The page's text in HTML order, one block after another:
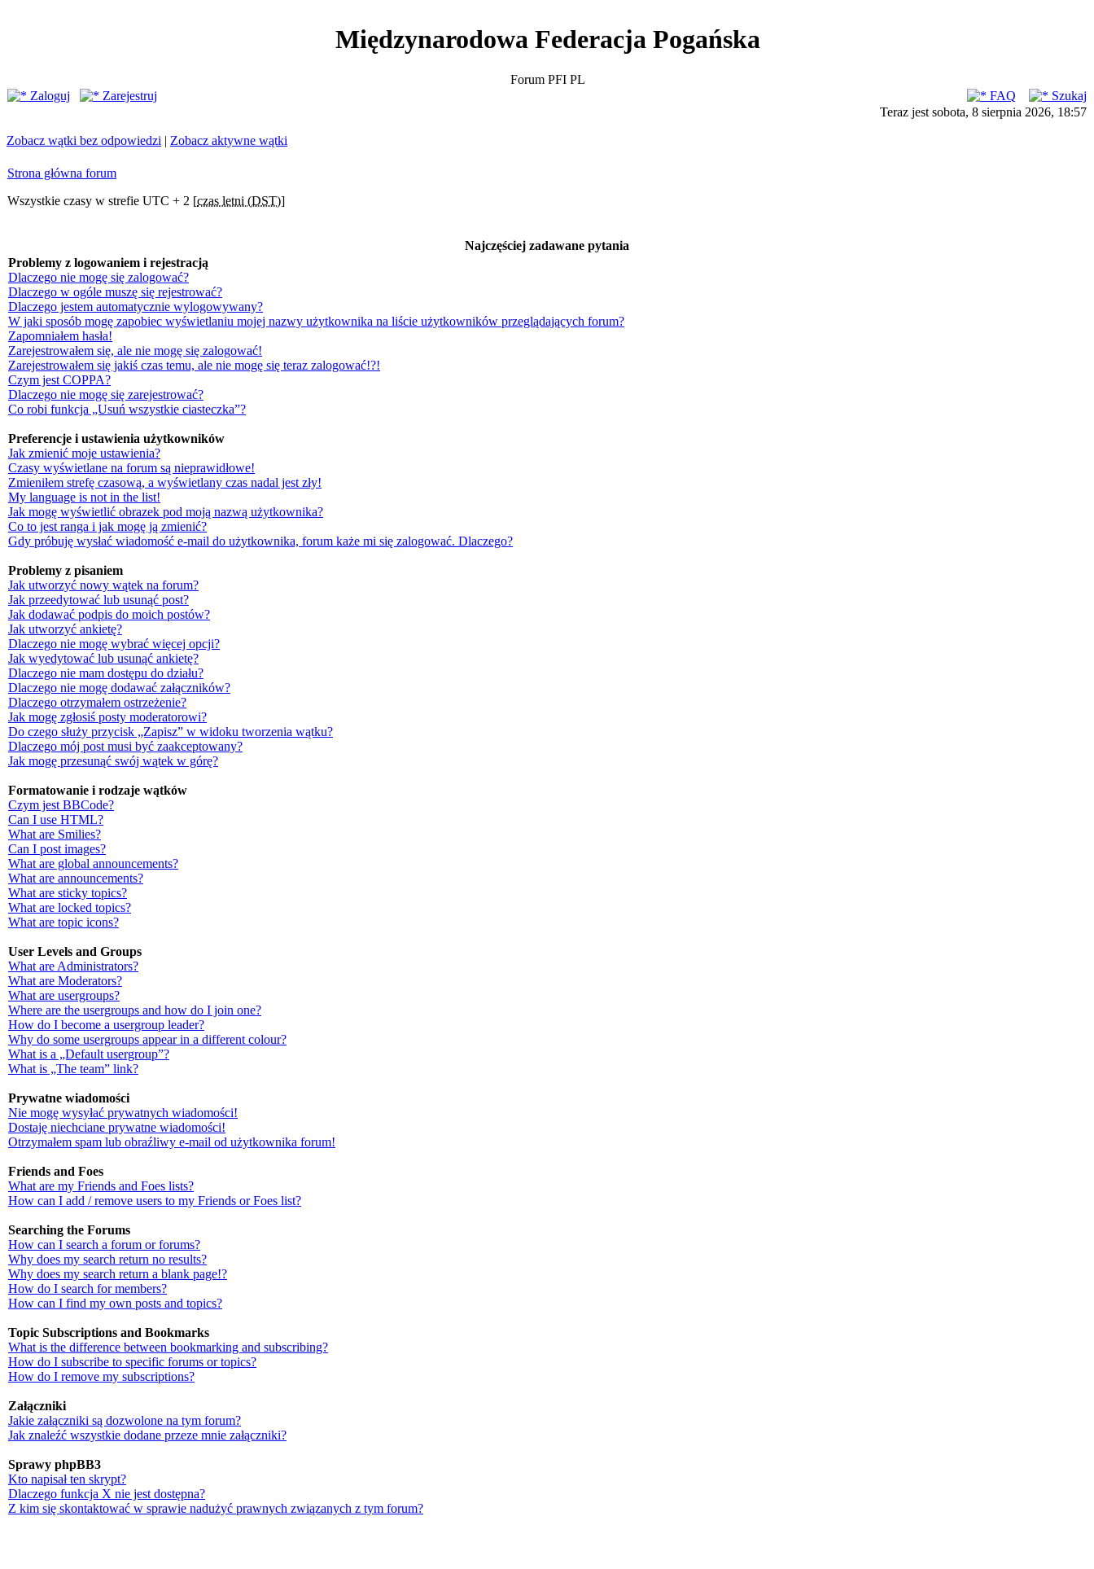
Międzynarodowa Federacja Pogańska
Forum PFI PL
Zaloguj
Zarejestruj FAQ
Szukaj
Teraz jest sobota, 8 sierpnia 2026, 18:57
Zobacz wątki bez odpowiedzi | Zobacz aktywne wątki
Strona główna forum
Wszystkie czasy w strefie UTC + 2 [czas letni (DST)]
Najczęściej zadawane pytania
Problemy z logowaniem i rejestracją
Dlaczego nie mogę się zalogować?
Dlaczego w ogóle muszę się rejestrować?
Dlaczego jestem automatycznie wylogowywany?
W jaki sposób mogę zapobiec wyświetlaniu mojej nazwy użytkownika na liście użytkowników przeglądających forum?
Zapomniałem hasła!
Zarejestrowałem się, ale nie mogę się zalogować!
Zarejestrowałem się jakiś czas temu, ale nie mogę się teraz zalogować!?!
Czym jest COPPA?
Dlaczego nie mogę się zarejestrować?
Co robi funkcja „Usuń wszystkie ciasteczka”?
Preferencje i ustawienia użytkowników
Jak zmienić moje ustawienia?
Czasy wyświetlane na forum są nieprawidłowe!
Zmieniłem strefę czasową, a wyświetlany czas nadal jest zły!
My language is not in the list!
Jak mogę wyświetlić obrazek pod moją nazwą użytkownika?
Co to jest ranga i jak mogę ją zmienić?
Gdy próbuję wysłać wiadomość e-mail do użytkownika, forum każe mi się zalogować. Dlaczego?
Problemy z pisaniem
Jak utworzyć nowy wątek na forum?
Jak przeedytować lub usunąć post?
Jak dodawać podpis do moich postów?
Jak utworzyć ankietę?
Dlaczego nie mogę wybrać więcej opcji?
Jak wyedytować lub usunąć ankietę?
Dlaczego nie mam dostępu do działu?
Dlaczego nie mogę dodawać załączników?
Dlaczego otrzymałem ostrzeżenie?
Jak mogę zgłosiś posty moderatorowi?
Do czego służy przycisk „Zapisz” w widoku tworzenia wątku?
Dlaczego mój post musi być zaakceptowany?
Jak mogę przesunąć swój wątek w górę?
Formatowanie i rodzaje wątków
Czym jest BBCode?
Can I use HTML?
What are Smilies?
Can I post images?
What are global announcements?
What are announcements?
What are sticky topics?
What are locked topics?
What are topic icons?
User Levels and Groups
What are Administrators?
What are Moderators?
What are usergroups?
Where are the usergroups and how do I join one?
How do I become a usergroup leader?
Why do some usergroups appear in a different colour?
What is a „Default usergroup”?
What is „The team” link?
Prywatne wiadomości
Nie mogę wysyłać prywatnych wiadomości!
Dostaję niechciane prywatne wiadomości!
Otrzymałem spam lub obraźliwy e-mail od użytkownika forum!
Friends and Foes
What are my Friends and Foes lists?
How can I add / remove users to my Friends or Foes list?
Searching the Forums
How can I search a forum or forums?
Why does my search return no results?
Why does my search return a blank page!?
How do I search for members?
How can I find my own posts and topics?
Topic Subscriptions and Bookmarks
What is the difference between bookmarking and subscribing?
How do I subscribe to specific forums or topics?
How do I remove my subscriptions?
Załączniki
Jakie załączniki są dozwolone na tym forum?
Jak znaleźć wszystkie dodane przeze mnie załączniki?
Sprawy phpBB3
Kto napisał ten skrypt?
Dlaczego funkcja X nie jest dostępna?
Z kim się skontaktować w sprawie nadużyć prawnych związanych z tym forum?